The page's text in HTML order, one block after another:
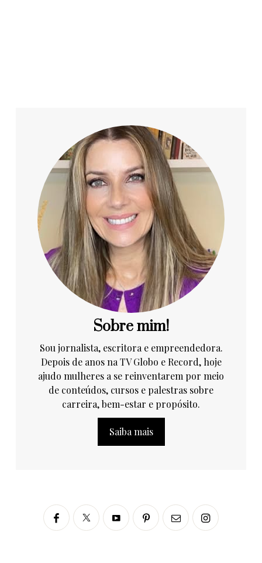
Sobre mim!
Sou jornalista, escritora e empreendedora.
Depois de anos na TV Globo e Record, hoje
ajudo mulheres a se reinventarem por meio
de conteúdos, cursos e palestras sobre
carreira, bem-estar e propósito.
Saiba mais